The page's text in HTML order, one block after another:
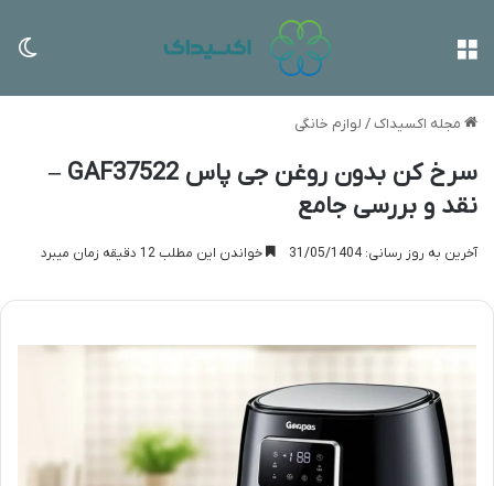
مجله اکسیداک/ لوازم خانگی
سرخ کن بدون روغن جی پاس GAF37522 –
نقد و بررسی جامع
آخرین به روز رسانی: 31/05/1404 خواندن این مطلب 12 دقیقه زمان میبرد